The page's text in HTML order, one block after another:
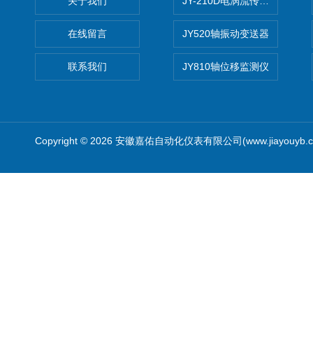
在线留言
联系我们
JY520轴振动变送器
JY810轴位移监测仪
Copyright © 2026 安徽嘉佑自动化仪表有限公司